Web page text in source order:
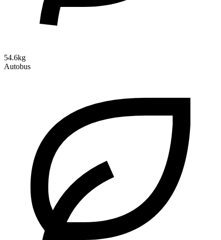
54.6kg
Autobus